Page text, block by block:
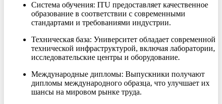
Система обучения: ITU предоставляет качественное
образование в соответствии с современными
стандартами и требованиями индустрии.
Техническая база: Университет обладает современной
технической инфраструктурой, включая лаборатории,
исследовательские центры и оборудование.
Международные дипломы: Выпускники получают
дипломы международного образца, что улучшает их
шансы на мировом рынке труда.